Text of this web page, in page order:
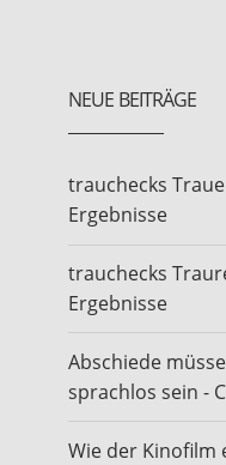
NEUE BEITRÄGE
trauchecks
Ergebnisse
trauchecks
Ergebnisse
Abschiede
sprachlos sein -
Wie der Kinofilm